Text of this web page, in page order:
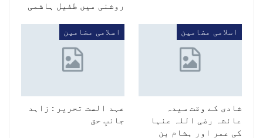
روشنی میں طفیل ہاشمی
اسلامی مضامین
شادی کے وقت سیدہ
عائشہ رضی اللہ عنہا
کی عمر اور ہشام بن
اسلامی مضامین
عہد الست تحریر : زاہد
جانبِ حق